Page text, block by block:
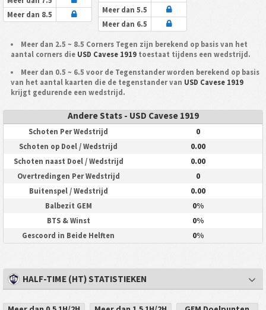
Meer dan 8.5
Meer dan 5.5
Meer dan 6.5
Meer dan 2.5 ~ 8.5 Corners Tegen zijn berekend op basis van het
aantal corners die USD Cavese 1919toestaat tijdens een wedstrijd.
Meer dan 0.5 ~ 6.5 voor de Tegenstander worden berekend op basis
van het aantal kaarten die de tegenstander van USD Cavese 1919
krijgt gedurende een wedstrijd.
Andere Stats - USD Cavese 1919
Schoten Per Wedstrijd 0
Schoten op Doel / Wedstrijd 0.00
Schoten naast Doel / Wedstrijd 0.00
Overtredingen Per Wedstrijd 0
Buitenspel / Wedstrijd 0.00
Balbezit GEM 0%
BTS & Winst 0%
Gescoord in Beide Helften 0%
HALF-TIME (HT) STATISTIEKEN